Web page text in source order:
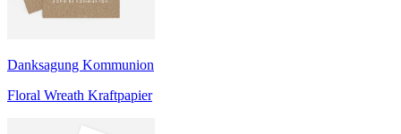
Danksagung Kommunion
Floral Wreath Kraftpapier